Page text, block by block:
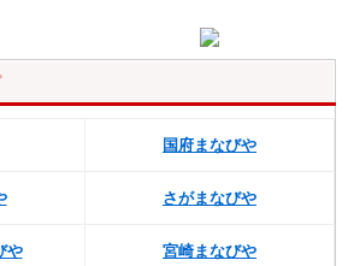
国府まなびや
さがまなびや
や 宮崎まなびや